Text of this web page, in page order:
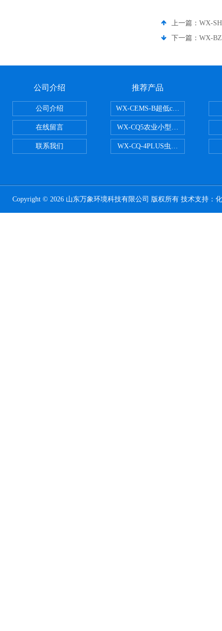
上一篇： WX-
下一篇： WX-
公司介绍
公司介绍
在线留言
联系我们
推荐产品
WX-CEMS-B超低cems烟气监测系
WX-CQ5农业小型气象站
WX-CQ-4PLUS虫情测报灯
Copyright © 2026 山东万象环境科技有限公司 版权所有 技术支持：